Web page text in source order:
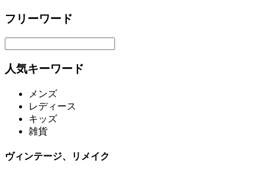
フリーワード
人気キーワード
メンズ
レディース
キッズ
雑貨
ヴィンテージ、リメイク